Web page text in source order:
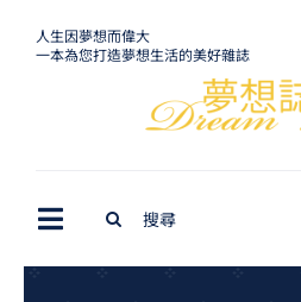
人生因夢想而偉大
一本為您打造夢想生活的美好雜誌
Toggle
Navigation